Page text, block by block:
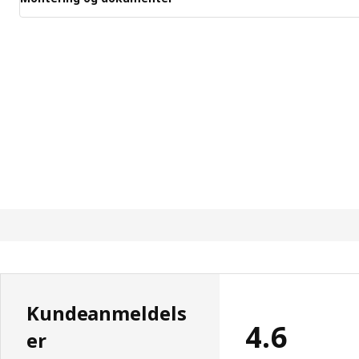
Kundeanmeldels
er
4.6